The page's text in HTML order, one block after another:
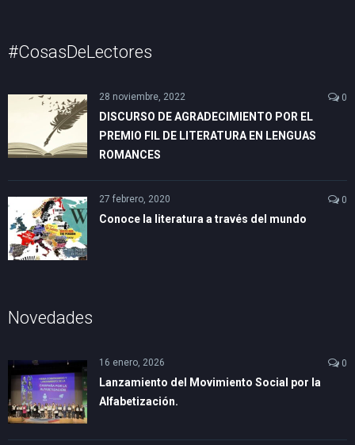
#CosasDeLectores
28 noviembre, 2022 0
DISCURSO DE AGRADECIMIENTO POR EL
PREMIO FIL DE LITERATURA EN LENGUAS
ROMANCES
27 febrero, 2020 0
Conoce la literatura a través del mundo
Novedades
16 enero, 2026 0
Lanzamiento del Movimiento Social por la
Alfabetización.